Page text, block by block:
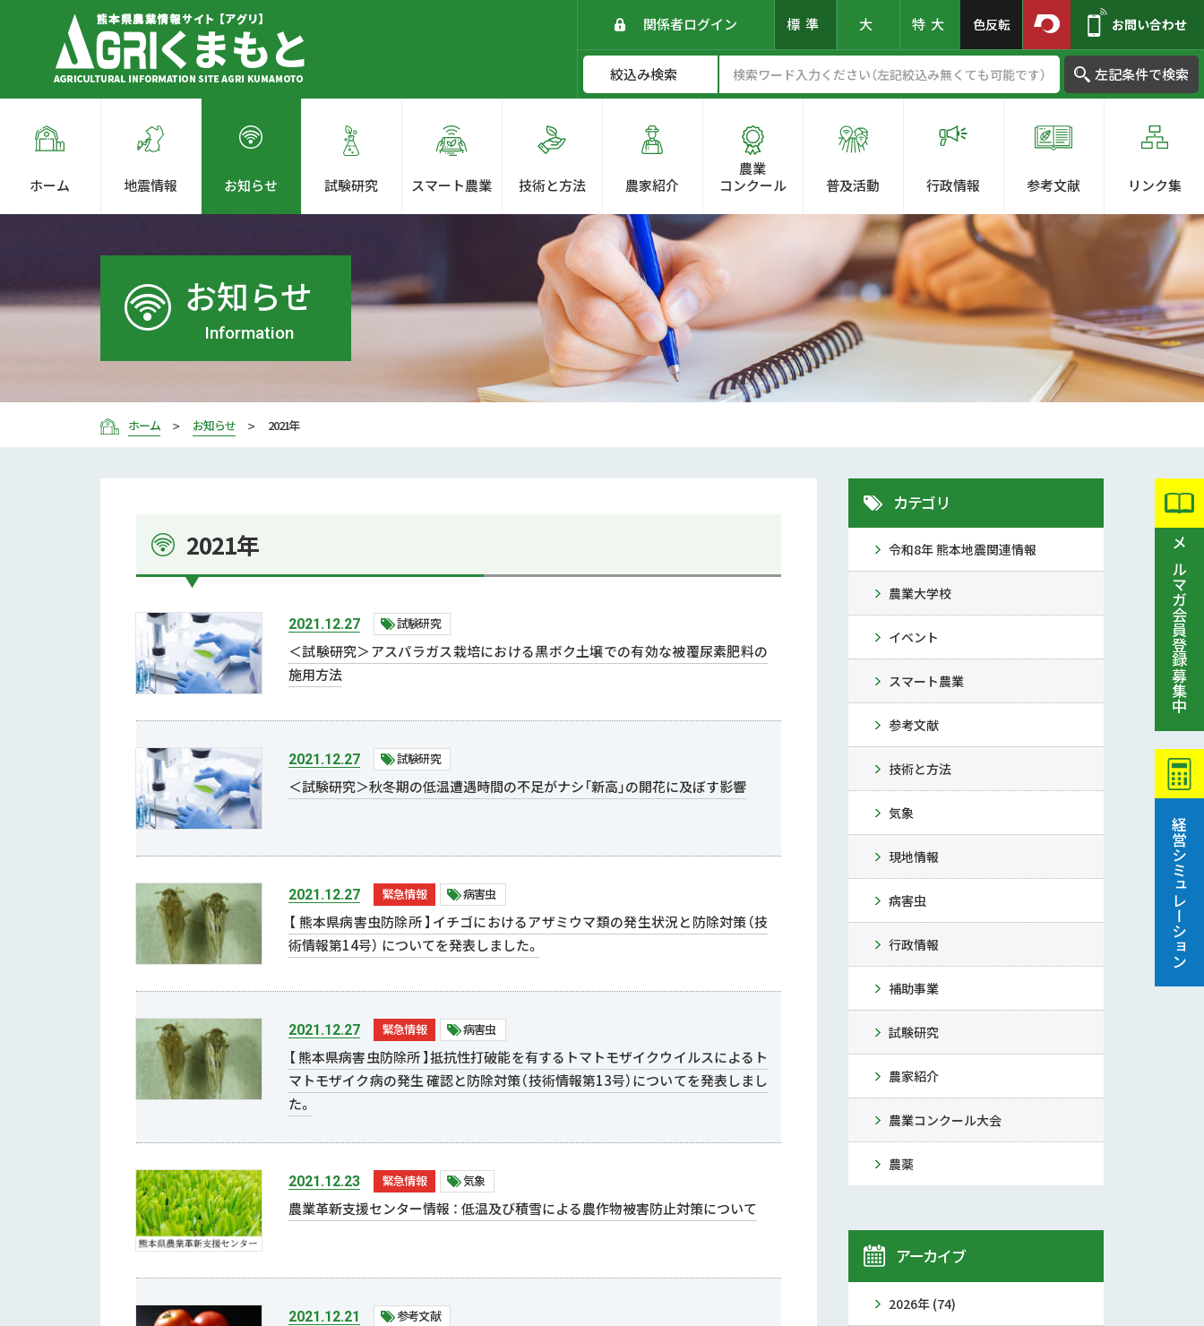
関係者ログイン 標準 大 特大 色反転 お問い合わせ
左記条件で検索
ホーム 地震情報 お知らせ 試験研究 スマート農業 技術と方法 農家紹介
農業
コンクール
普及活動 行政情報 参考文献 リンク集
お知らせ
Information
ホーム お知らせ 2021年
メルマガ会員登録募集中
経営シミュレーション
2021年
2021.12.27 試験研究
＜試験研究＞アスパラガス栽培における黒ボク土壌での有効な被覆尿素肥料の
施用方法
2021.12.27 試験研究
＜試験研究＞秋冬期の低温遭遇時間の不足がナシ「新高」の開花に及ぼす影響
2021.12.27 緊急情報 病害虫
【 熊本県病害虫防除所 】イチゴにおけるアザミウマ類の発生状況と防除対策（技
術情報第14号） についてを発表しました。
2021.12.27 緊急情報 病害虫
【 熊本県病害虫防除所 】抵抗性打破能を有するトマトモザイクウイルスによるト
マトモザイク病の発生 確認と防除対策（技術情報第13号）についてを発表しまし
た。
2021.12.23 緊急情報 気象
農業革新支援センター情報 ： 低温及び積雪による農作物被害防止対策について
2021.12.21 参考文献
カテゴリ
令和8年 熊本地震関連情報
農業大学校
イベント
スマート農業
参考文献
技術と方法
気象
現地情報
病害虫
行政情報
補助事業
試験研究
農家紹介
農業コンクール大会
農薬
アーカイブ
2026年 (74)